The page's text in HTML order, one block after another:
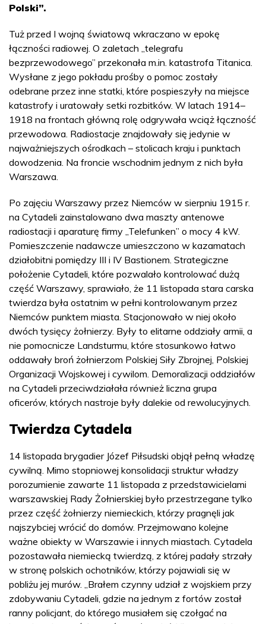
Polski”.
Tuż przed I wojną światową wkraczano w epokę
łączności radiowej. O zaletach „telegrafu
bezprzewodowego” przekonała m.in. katastrofa Titanica.
Wysłane z jego pokładu prośby o pomoc zostały
odebrane przez inne statki, które pospieszyły na miejsce
katastrofy i uratowały setki rozbitków. W latach 1914–
1918 na frontach główną rolę odgrywała wciąż łączność
przewodowa. Radiostacje znajdowały się jedynie w
najważniejszych ośrodkach – stolicach kraju i punktach
dowodzenia. Na froncie wschodnim jednym z nich była
Warszawa.
Po zajęciu Warszawy przez Niemców w sierpniu 1915 r.
na Cytadeli zainstalowano dwa maszty antenowe
radiostacji i aparaturę firmy „Telefunken” o mocy 4 kW.
Pomieszczenie nadawcze umieszczono w kazamatach
działobitni pomiędzy III i IV Bastionem. Strategiczne
położenie Cytadeli, które pozwalało kontrolować dużą
część Warszawy, sprawiało, że 11 listopada stara carska
twierdza była ostatnim w pełni kontrolowanym przez
Niemców punktem miasta. Stacjonowało w niej około
dwóch tysięcy żołnierzy. Były to elitarne oddziały armii, a
nie pomocnicze Landsturmu, które stosunkowo łatwo
oddawały broń żołnierzom Polskiej Siły Zbrojnej, Polskiej
Organizacji Wojskowej i cywilom. Demoralizacji oddziałów
na Cytadeli przeciwdziałała również liczna grupa
oficerów, których nastroje były dalekie od rewolucyjnych.
Twierdza Cytadela
14 listopada brygadier Józef Piłsudski objął pełną władzę
cywilną. Mimo stopniowej konsolidacji struktur władzy
porozumienie zawarte 11 listopada z przedstawicielami
warszawskiej Rady Żołnierskiej było przestrzegane tylko
przez część żołnierzy niemieckich, którzy pragnęli jak
najszybciej wrócić do domów. Przejmowano kolejne
ważne obiekty w Warszawie i innych miastach. Cytadela
pozostawała niemiecką twierdzą, z której padały strzały
w stronę polskich ochotników, którzy pojawiali się w
pobliżu jej murów. „Brałem czynny udział z wojskiem przy
zdobywaniu Cytadeli, gdzie na jednym z fortów został
ranny policjant, do którego musiałem się czołgać na